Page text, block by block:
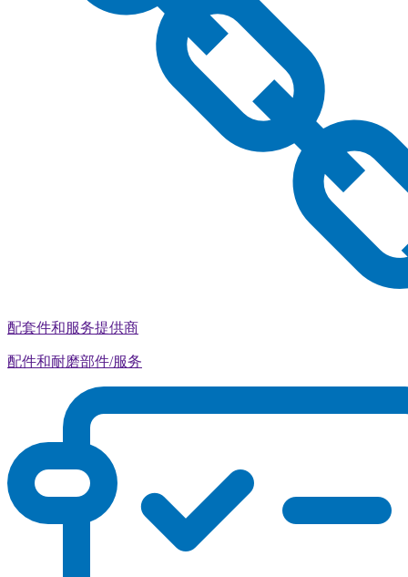
配套件和服务提供商
配件和耐磨部件/服务